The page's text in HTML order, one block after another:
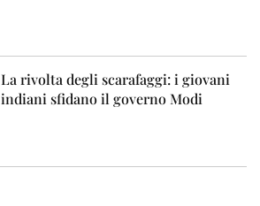
La rivolta degli scarafaggi: i giovani
indiani sfidano il governo Modi